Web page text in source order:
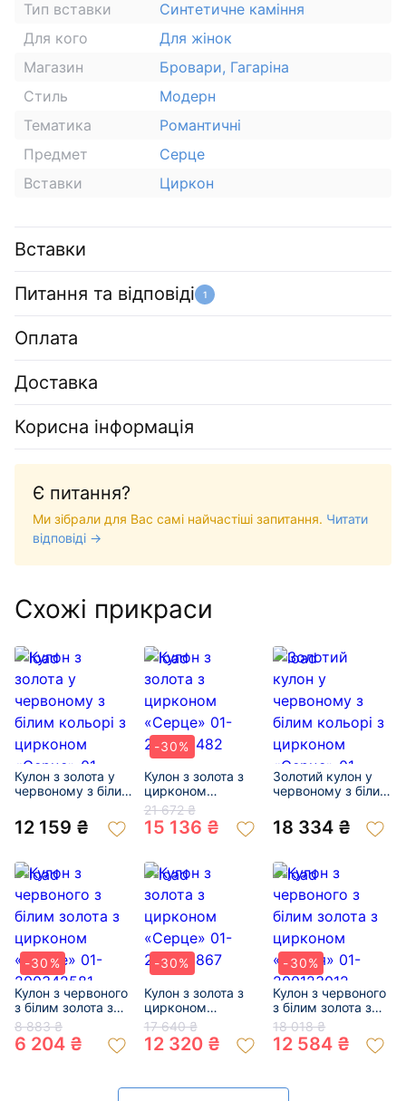
Тип вставки
Синтетичне каміння
Для кого
Для жінок
Магазин
Бровари, Гагаріна
Стиль
Модерн
Тематика
Романтичні
Предмет
Серце
Вставки
Циркон
Вставки
Питання та відповіді 1
Оплата
Доставка
Корисна інформація
Є питання?
Ми зібрали для Вас самі найчастіші запитання. Читати
відповіді →
Схожі прикраси
Кулон з золота у
червоному з білим
цирконом
«Серце» 01-
12 159 ₴
-30%
Кулон з золота з
цирконом
«Серце» 01-
200013482
21 672 ₴
15 136 ₴
Золотий кулон у
червоному з білим
цирконом
«Серце» 01-
18 334 ₴
-30%
Кулон з червоного
з білим золота з
цирконом
«Серце» 01-
200342581
8 883 ₴
6 204 ₴
-30%
Кулон з золота з
цирконом
«Серце» 01-
200125867
17 640 ₴
12 320 ₴
-30%
Кулон з червоного
з білим золота з
цирконом
«Серця» 01-
200123012
18 018 ₴
12 584 ₴